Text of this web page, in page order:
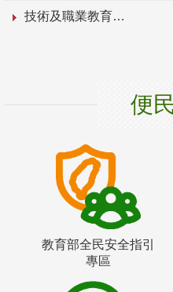
技術及職業教育
便
教育部全民安全指引
專區